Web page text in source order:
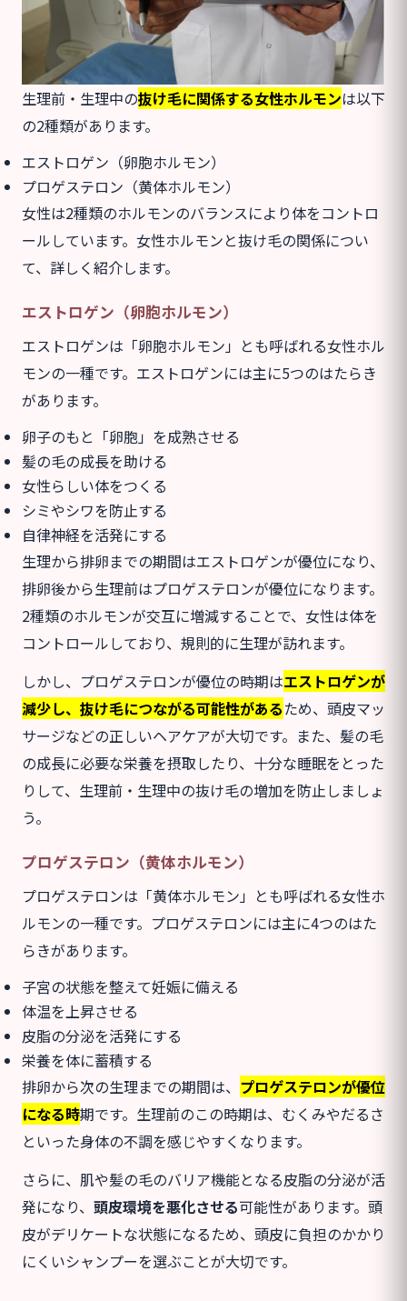
生理前・生理中の抜け毛に関係する女性ホルモンは以下
の2種類があります。
エストロゲン（卵胞ホルモン）
プロゲステロン（黄体ホルモン）
女性は2種類のホルモンのバランスにより体をコントロ
ールしています。女性ホルモンと抜け毛の関係につい
て、詳しく紹介します。
エストロゲン（卵胞ホルモン）
エストロゲンは「卵胞ホルモン」とも呼ばれる女性ホル
モンの一種です。エストロゲンには主に5つのはたらき
があります。
卵子のもと「卵胞」を成熟させる
髪の毛の成長を助ける
女性らしい体をつくる
シミやシワを防止する
自律神経を活発にする
生理から排卵までの期間はエストロゲンが優位になり、
排卵後から生理前はプロゲステロンが優位になります。
2種類のホルモンが交互に増減することで、女性は体を
コントロールしており、規則的に生理が訪れます。
しかし、プロゲステロンが優位の時期はエストロゲンが
減少し、抜け毛につながる可能性があるため、頭皮マッ
サージなどの正しいヘアケアが大切です。また、髪の毛
の成長に必要な栄養を摂取したり、十分な睡眠をとった
りして、生理前・生理中の抜け毛の増加を防止しましょ
う。
プロゲステロン（黄体ホルモン）
プロゲステロンは「黄体ホルモン」とも呼ばれる女性ホ
ルモンの一種です。プロゲステロンには主に4つのはた
らきがあります。
子宮の状態を整えて妊娠に備える
体温を上昇させる
皮脂の分泌を活発にする
栄養を体に蓄積する
排卵から次の生理までの期間は、 プロゲステロンが優位
になる時期です。生理前のこの時期は、むくみやだるさ
といった身体の不調を感じやすくなります。
さらに、肌や髪の毛のバリア機能となる皮脂の分泌が活
発になり、 頭皮環境を悪化させる可能性があります。頭
皮がデリケートな状態になるため、頭皮に負担のかかり
にくいシャンプーを選ぶことが大切です。